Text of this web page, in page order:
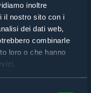
inoltre
il nostro sito con i
dei dati web,
combinarle
loro o che hanno
tools from
packaging?